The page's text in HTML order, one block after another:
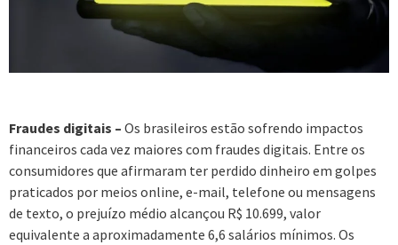
Fraudes digitais – Os brasileiros estão sofrendo impactos
financeiros cada vez maiores com fraudes digitais. Entre os
consumidores que afirmaram ter perdido dinheiro em golpes
praticados por meios online, e-mail, telefone ou mensagens
de texto, o prejuízo médio alcançou R$ 10.699, valor
equivalente a aproximadamente 6,6 salários mínimos. Os